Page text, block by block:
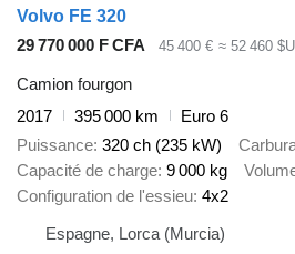
Volvo FE 320
29 770 000 F CFA
45 400 € ≈ 52 460
Camion fourgon
2017
395 000 km
Euro 6
Puissance 320 ch (235 kW)
Capacité de charge 9 000 kg
Configuration de l'essieu 4x2
Espagne, Lorca (Murcia)